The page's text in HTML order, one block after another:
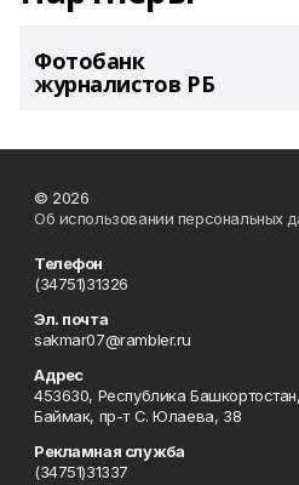
Фотобанк
журналистов РБ
© 2026
Об использовании персональных
Телефон
(34751)31326
Эл. почта
sakmar07@rambler.ru
Адрес
453630, Республика
Баймак, пр-т С. Юлаева, 38
Рекламная служба
(34751)31337